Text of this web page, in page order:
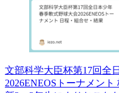
文部科学大臣杯第17回全
2026ENEOSトーナメン